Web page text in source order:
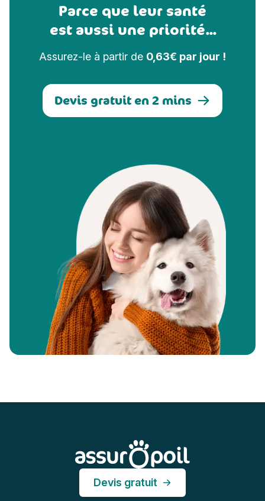
Parce que leur santé
est aussi une priorité...
Assurez-le à partir de 0,63€ par jour !
Devis gratuit en 2 mins
Devis gratuit